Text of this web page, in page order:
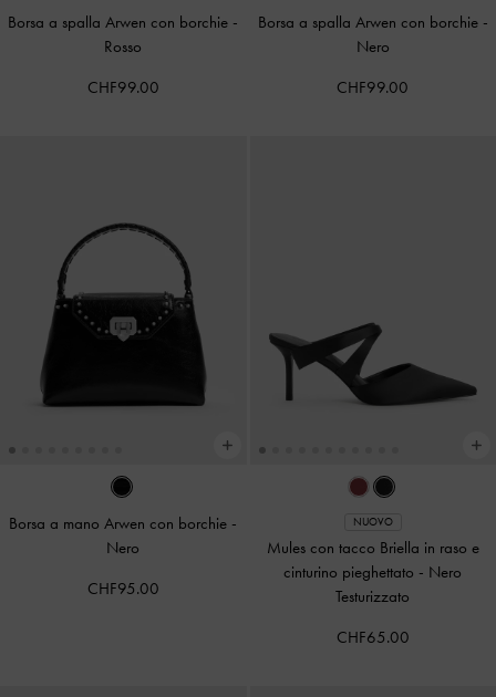
Borsa a spalla Arwen con borchie -
Rosso
CHF99.00
Borsa a spalla Arwen con borchie -
Nero
CHF99.00
Borsa a mano Arwen con borchie -
Nero
CHF95.00
NUOVO
Mules con tacco Briella in raso e
cinturino pieghettato - Nero
Testurizzato
CHF65.00